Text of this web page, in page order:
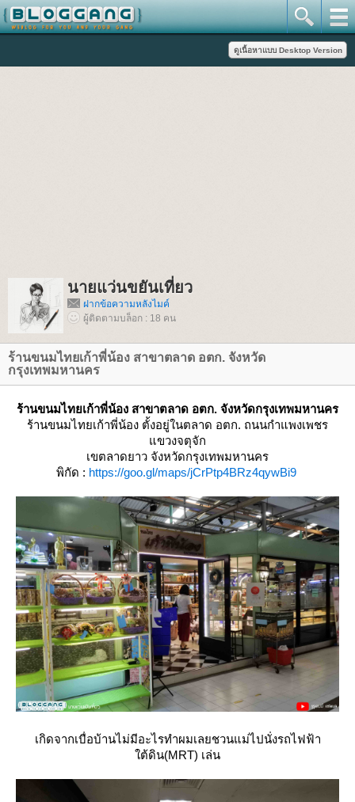
นายแว่นขยันเที่ยว
ฝากข้อความหลังไมค์
ผู้ติดตามบล็อก : 18 คน
ร้านขนมไทยเก้าพี่น้อง สาขาตลาด อตก. จังหวัด
กรุงเทพมหานคร
ร้านขนมไทยเก้าพี่น้อง สาขาตลาด อตก. จังหวัดกรุงเทพมหานคร
ร้านขนมไทยเก้าพี่น้อง ตั้งอยู่ในตลาด อตก. ถนนกำแพงเพชร
ขวงจตุจัก
เขตลาดยาว จังหวัดกรุงเทพมหานคร
พิกัด : https://goo.gl/maps/jCrPtp4BRz4qywBi9
เกิดจากเบื่อบ้านไม่มีอะไรทำผมเลยชวนแม่ไปนั่งรถไฟฟ้า
ต้ดิน(MRT) เล่น